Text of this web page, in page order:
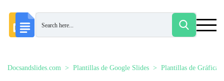
Docsandslides.com Plantillas de Google Slides Plantillas de Gráficas